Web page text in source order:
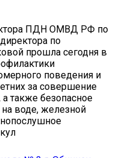
ПДН ОМВД РФ по
по
прошла сегодня в
поведения и
за совершение
также безопасное
воде, железной